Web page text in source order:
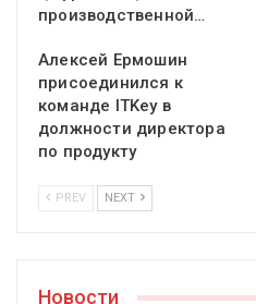
производственной…
Алексей Ермошин
присоединился к
команде ITKey в
должности директора
по продукту
PREV NEXT
Новости